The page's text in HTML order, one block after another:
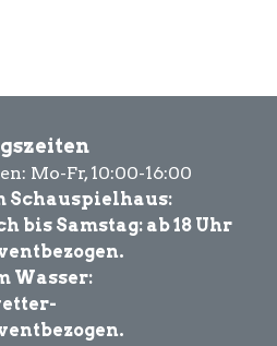
Mo-Fr, 10:00-16:00
Schauspielhaus:
bis Samstag: ab 18 Uhr
Wasser: